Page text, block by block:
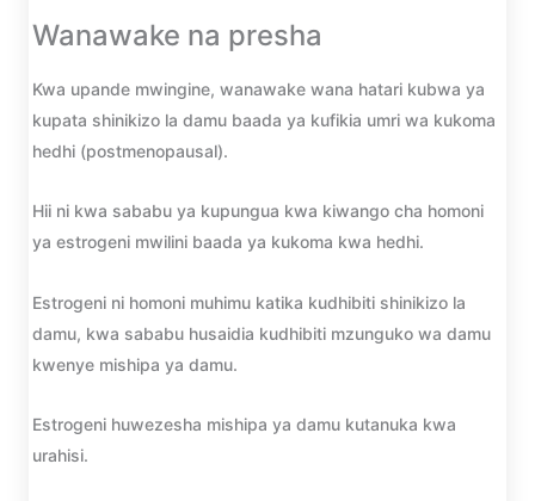
Wanawake na presha
Kwa upande mwingine, wanawake wana hatari kubwa ya
kupata shinikizo la damu baada ya kufikia umri wa kukoma
hedhi (postmenopausal).
Hii ni kwa sababu ya kupungua kwa kiwango cha homoni
ya estrogeni mwilini baada ya kukoma kwa hedhi.
Estrogeni ni homoni muhimu katika kudhibiti shinikizo la
damu, kwa sababu husaidia kudhibiti mzunguko wa damu
kwenye mishipa ya damu.
Estrogeni huwezesha mishipa ya damu kutanuka kwa
urahisi.